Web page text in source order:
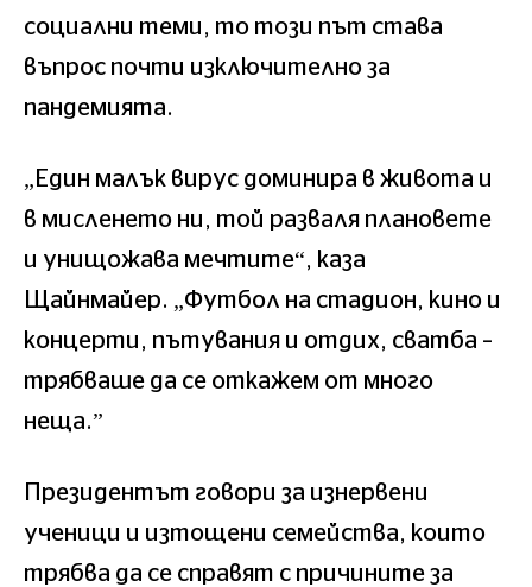
социални теми, то този път става
въпрос почти изключително за
пандемията.
„Един малък вирус доминира в живота и
в мисленето ни, той разваля плановете
и унищожава мечтите“, каза
Щайнмайер. „Футбол на стадион, кино и
концерти, пътувания и отдих, сватба –
трябваше да се откажем от много
неща.”
Президентът говори за изнервени
ученици и изтощени семейства, които
трябва да се справят с причините за